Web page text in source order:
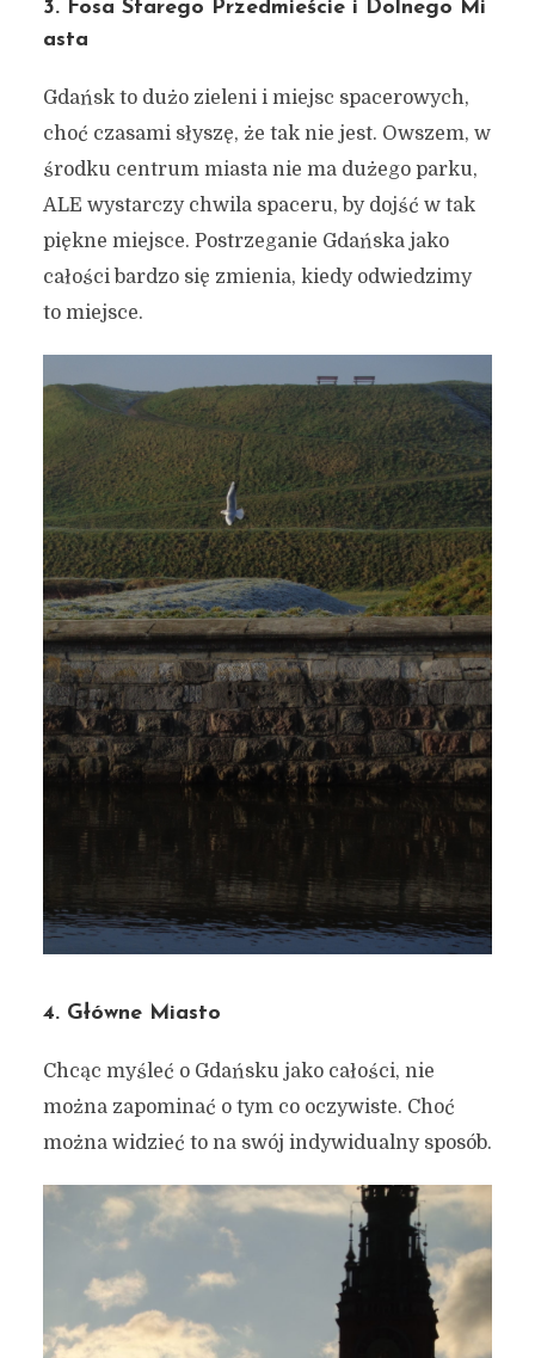
3. Fosa Starego Przedmieście i Dolnego Mi
asta
Gdańsk to dużo zieleni i miejsc spacerowych,
choć czasami słyszę, że tak nie jest. Owszem, w
środku centrum miasta nie ma dużego parku,
ALE wystarczy chwila spaceru, by dojść w tak
piękne miejsce. Postrzeganie Gdańska jako
całości bardzo się zmienia, kiedy odwiedzimy
to miejsce.
4. Główne Miasto
Chcąc myśleć o Gdańsku jako całości, nie
można zapominać o tym co oczywiste. Choć
można widzieć to na swój indywidualny sposób.